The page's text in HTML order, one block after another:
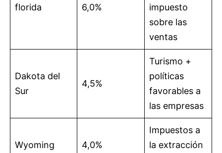
florida 6,0%
impuesto
sobre las
ventas
Dakota del
Sur
4,5%
Turismo +
políticas
favorables a
las empresas
Wyoming 4,0%
Impuestos a
la extracción